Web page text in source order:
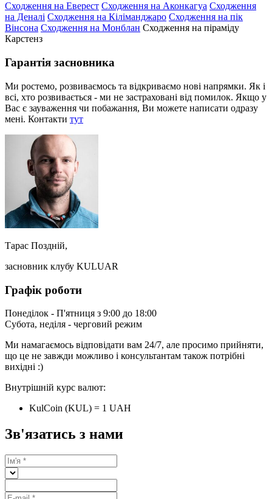
Сходження на Еверест Сходження на Аконкагуа Сходження
на Деналі Сходження на Кіліманджаро Сходження на пік
Вінсона Сходження на Монблан Сходження на піраміду
Карстенз
Гарантія засновника
Ми ростемо, розвиваємось та відкриваємо нові напрямки. Як і
всі, хто розвивається - ми не застраховані від помилок. Якщо у
Вас є зауваження чи побажання, Ви можете написати одразу
мені. Контакти тут
Тарас Поздній,
засновник клубу KULUAR
Графік роботи
Понеділок - П'ятниця з 9:00 до 18:00
Субота, неділя - черговий режим
Ми намагаємось відповідати вам 24/7, але просимо прийняти,
що це не завжди можливо і консультантам також потрібні
вихідні :)
Внутрішній курс валют:
KulCoin (KUL) = 1 UAH
Зв'язатись з нами